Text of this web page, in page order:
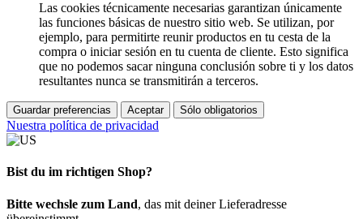
Las cookies técnicamente necesarias garantizan únicamente
las funciones básicas de nuestro sitio web. Se utilizan, por
ejemplo, para permitirte reunir productos en tu cesta de la
compra o iniciar sesión en tu cuenta de cliente. Esto significa
que no podemos sacar ninguna conclusión sobre ti y los datos
resultantes nunca se transmitirán a terceros.
Guardar preferencias Aceptar Sólo obligatorios
Nuestra política de privacidad
Bist du im richtigen Shop?
Bitte wechsle zum Land, das mit deiner Lieferadresse